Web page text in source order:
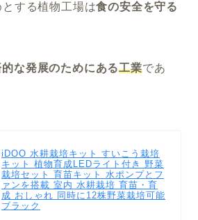
する植物工場は食の安全を守る
な発展のためにある工業であ
iDOO 水耕栽培キット すいこう栽培
キット 植物育成LEDライト付き 野菜
栽培セット 育苗キット 水ポンプとフ
ァンを搭載 室内 水耕栽培 育苗・育
成 おしゃれ 同時に12株野菜栽培可能
ブラック